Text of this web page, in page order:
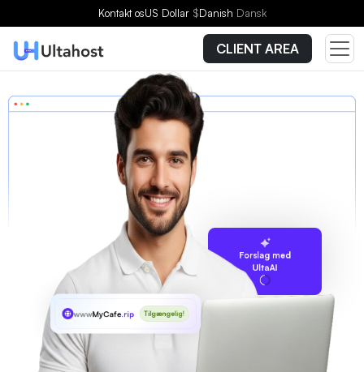
Kontakt osUS Dollar $Danish Dansk
CLIENT AREA
Forslag med
UltaAI
wwwMyCafe.rip Tilgængelig!